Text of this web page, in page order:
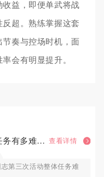
益，即便单武将战
超。熟练掌握这套
奏与控场时机，面
会有明显提升。
少年三国志第三次活动的任务有多难完成 查看详情
第三次活动整体任务难